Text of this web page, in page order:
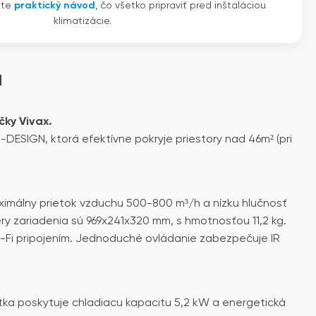
praktický návod
, čo všetko pripraviť pred inštaláciou
klimatizácie.
Vivax.
ktorá efektívne pokryje priestory nad 46m² (pri
prietok vzduchu 500-800 m³/h a nízku hlučnosť
zariadenia sú 969x241x320 mm, s hmotnosťou 11,2 kg.
Fi pripojením. Jednoduché ovládanie zabezpečuje IR
poskytuje chladiacu kapacitu 5,2 kW a energetická